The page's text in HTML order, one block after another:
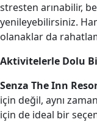
stresten arınabilir,
yenileyebilirsiniz.
olanaklar da
Aktivitelerle Dolu
Senza The Inn
için değil, aynı
için de ideal bir